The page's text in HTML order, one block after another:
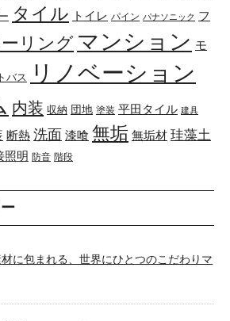
タイル トイレ パイン パナソニック フ
リング マンション モ
バス リノベーション
内装 収納 団地 塗装 平田タイル 建具
断熱 洗面 漆喰 無垢 無垢材 珪藻土
照明 防音 階段
に包まれる、世界にひとつのこだわりマ